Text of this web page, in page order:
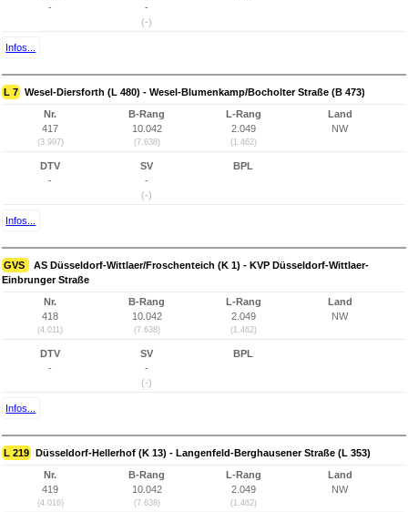
-
-
(-)
Infos...
L 7 Wesel-Diersforth (L 480) - Wesel-Blumenkamp/Bocholter Straße (B 473)
Nr.
417
(3.997)
B-Rang
10.042
(7.638)
L-Rang
2.049
(1.462)
Land
NW
DTV
-
SV
-
(-)
BPL
Infos...
GVS
AS Düsseldorf-Wittlaer/Froschenteich (K 1) - KVP Düsseldorf-Wittlaer-
Einbrunger Straße
Nr.
418
(4.011)
B-Rang
10.042
(7.638)
L-Rang
2.049
(1.462)
Land
NW
DTV
-
SV
-
(-)
BPL
Infos...
L 219 Düsseldorf-Hellerhof (K 13) - Langenfeld-Berghausener Straße (L 353)
Nr.
419
(4.016)
B-Rang
10.042
(7.638)
L-Rang
2.049
(1.462)
Land
NW